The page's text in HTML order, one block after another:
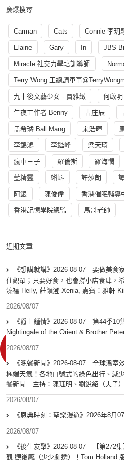
慶爆搜尋
Carman Cats Connie 李玥
Elaine Gary In JBS
Miracle 社交力學培訓導師
Terry Wong 王總講軍事
九十後文藝少女 - 賈雅緻 何啟明
午夜工作者 Benny 古庄辰
孟希璘 Ball Mang 宋浩暉
李錦鴻 李鑑峰 梁天琦
瘋中三子 羅倫斯 羅海憫
藍精靈 蝌蚪 許莎朗
阿銀 陳俊偉 香港催眠輔導
香港記憶學院總監 馬哥老師
近期文章
《想講就講》2026-08-07｜要做美
住觀眾；只要好食，也會撐小店食肆，
溱禧 Heily, 莊韻澄 Xenia, 嘉賓：雅軒
2026/08/07
《爵士鍾情》2026-08-07︱第44季
Nightingale of the Orient & Brother
2026/08/07
《晚餐新聞》2026-08-07｜全球溫
極端天氣！各地口號式的綠色出行、減
餐新聞｜主持：陳珏明、劉銳紹（夫子）
2026/08/07
《恩典時刻：聖樂漫遊》2026年8月
2026/08/07
《後生友聚》2026-08-07︱【第272
觀 觀後感（少少劇透）！Tom Holland